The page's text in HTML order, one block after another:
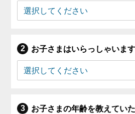
お子さまはいらっしゃいます
お子さまの年齢を教えてい